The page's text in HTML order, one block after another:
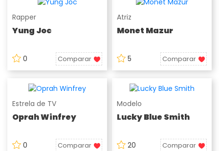
Rapper
Yung Joc
0 Comparar
Atriz
Monet Mazur
5 Comparar
Estrela de TV
Oprah Winfrey
0 Comparar
Modelo
Lucky Blue Smith
20 Comparar